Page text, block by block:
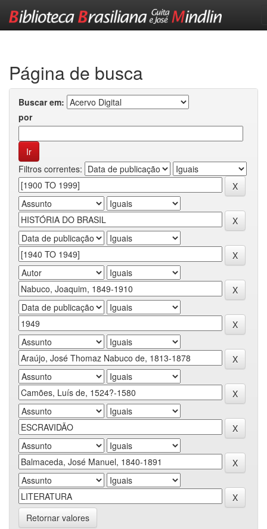
Página de busca
Buscar em:
por
Filtros correntes:
Retornar valores